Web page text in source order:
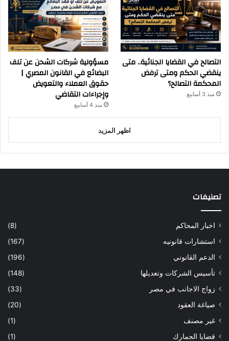
التصالح في القضايا الجنائية.. متى
ينقضي الحكم ومتى ترفض
المحكمة التصالح؟
منذ 3 أسابيع
مسؤولية شركات الشحن عن تلف
البضائع في القانون المصري |
حقوق العملاء والتعويض
وإجراءات التقاضي
منذ 4 أسابيع
اظهر المزيد
تصنيفات
اخبار المحاكم
(8)
استشارات قانونيه
(167)
الدعم القانوني
(196)
تأسيس الشركات وتعديلها
(148)
زواج الاجانب في مصر
(33)
صياغة العقود
(20)
غير مصنف
(1)
قضايا الجمارك
(1)